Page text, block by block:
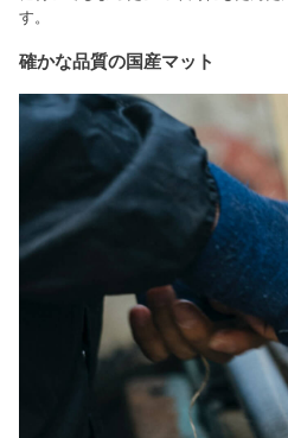
す。
確かな品質の国産マット